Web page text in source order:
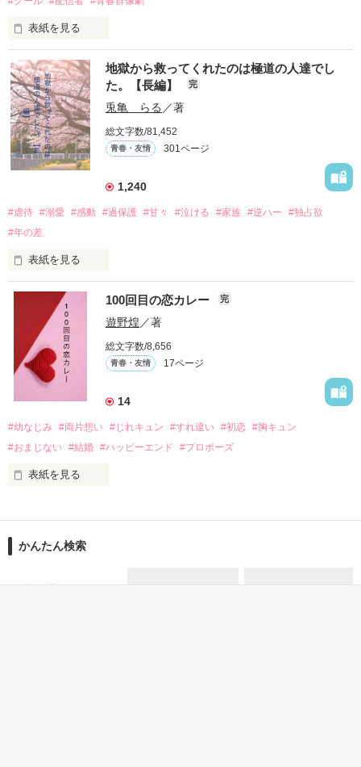
表紙を見る
推しは画面の向こうにいるはずだったのに、仕事先で毎日会っ
ています。
不器用でも努力を諦めない赤。
無口で頼れる黒。
天才肌で笑顔が眩しい白。
三人の姿に勇気をもらい、「私も一歩踏み出してみたい」と思
えるようになった。
笑って、ときどき泣ける。
作品を読む
地獄から救ってくれたのは極道の人達でし
た。【長編】
完
兎亀 らる ／著
総文字数/81,452
青春・友情 301ページ
1,240
#虐待 #溺愛 #感動 #過保護 #甘々 #泣ける #家族 #逆ハー
#独占欲
#年の差
表紙を見る
｢全部あんたのせいよ｣
『──のせいじゃないよ』
｢なんであんたが生きてんのよ｣
『生きていてくれてありがとう』
｢あんたなんか産まなきゃ良かった｣
『産まれてきてくれてありがとう』
両親から虐待を受け感情を知らない女の子と
100回目の恋カレー 完
遊野煌 ／著
総文字数/8,656
青春・友情 17ページ
14
#幼なじみ #両片想い #じれキュン #すれ違い #初恋 #胸キュン
#おまじない #結婚 #ハッピーエンド #プロポーズ
表紙を見る
きになっちゃうんだって』
かんたん検索